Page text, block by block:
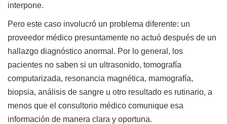
interpone.
Pero este caso involucró un problema diferente: un
proveedor médico presuntamente no actuó después de un
hallazgo diagnóstico anormal. Por lo general, los
pacientes no saben si un ultrasonido, tomografía
computarizada, resonancia magnética, mamografía,
biopsia, análisis de sangre u otro resultado es rutinario, a
menos que el consultorio médico comunique esa
información de manera clara y oportuna.